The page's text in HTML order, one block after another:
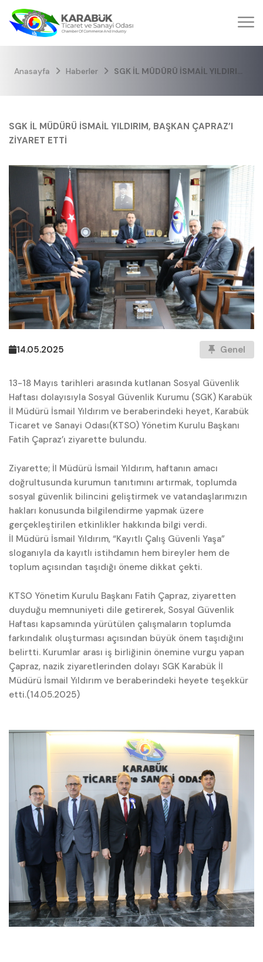
Anasayfa Haberler SGK İL MÜDÜRÜ İSMAİL YILDIRIM, BAŞKAN ÇAPRAZ’I ZİYARET ETTİ
SGK İL MÜDÜRÜ İSMAİL YILDIRIM, BAŞKAN ÇAPRAZ’I
ZİYARET ETTİ
14.05.2025 Genel
13-18 Mayıs tarihleri arasında kutlanan Sosyal Güvenlik
Haftası dolayısıyla Sosyal Güvenlik Kurumu (SGK) Karabük
İl Müdürü İsmail Yıldırım ve beraberindeki heyet, Karabük
Ticaret ve Sanayi Odası(KTSO) Yönetim Kurulu Başkanı
Fatih Çapraz’ı ziyarette bulundu.
Ziyarette; İl Müdürü İsmail Yıldırım, haftanın amacı
doğrultusunda kurumun tanıtımını artırmak, toplumda
sosyal güvenlik bilincini geliştirmek ve vatandaşlarımızın
hakları konusunda bilgilendirme yapmak üzere
gerçekleştirilen etkinlikler hakkında bilgi verdi.
İl Müdürü İsmail Yıldırım, “Kayıtlı Çalış Güvenli Yaşa”
sloganıyla da kayıtlı istihdamın hem bireyler hem de
toplum açısından taşıdığı öneme dikkat çekti.
KTSO Yönetim Kurulu Başkanı Fatih Çapraz, ziyaretten
duyduğu memnuniyeti dile getirerek, Sosyal Güvenlik
Haftası kapsamında yürütülen çalışmaların toplumda
farkındalık oluşturması açısından büyük önem taşıdığını
belirtti. Kurumlar arası iş birliğinin önemine vurgu yapan
Çapraz, nazik ziyaretlerinden dolayı SGK Karabük İl
Müdürü İsmail Yıldırım ve beraberindeki heyete teşekkür
etti.(14.05.2025)